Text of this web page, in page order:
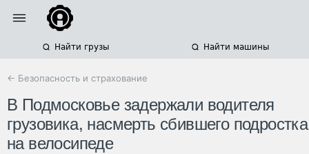
Найти грузы Найти машины
← Безопасность и страхование
В Подмосковье задержали водителя
грузовика, насмерть сбившего подростка
на велосипеде